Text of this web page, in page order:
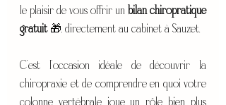
le plaisir de vous offrir un bilan chiropratique
gratuit 🎁, directement au cabinet à Sauzet.
C’est l’occasion idéale de découvrir la
chiropraxie et de comprendre en quoi votre